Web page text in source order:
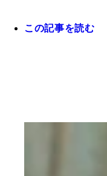
この記事を読む